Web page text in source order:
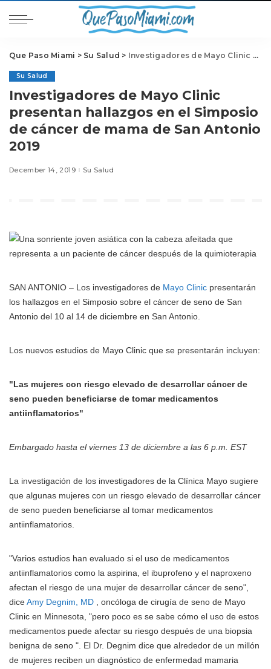
Que Paso Miami > Su Salud > Investigadores de Mayo Clinic presentan hallazgos en el Simposio de cáncer de mama de San Antonio 2019
Su Salud
Investigadores de Mayo Clinic
presentan hallazgos en el Simposio
de cáncer de mama de San Antonio
2019
December 14, 2019 Su Salud
SAN ANTONIO – Los investigadores de Mayo Clinic presentarán
los hallazgos en el Simposio sobre el cáncer de seno de San
Antonio del 10 al 14 de diciembre en San Antonio.
Los nuevos estudios de Mayo Clinic que se presentarán incluyen:
"Las mujeres con riesgo elevado de desarrollar cáncer de
seno pueden beneficiarse de tomar medicamentos
antiinflamatorios"
Embargado hasta el viernes 13 de diciembre a las 6 p.m. EST
La investigación de los investigadores de la Clínica Mayo sugiere
que algunas mujeres con un riesgo elevado de desarrollar cáncer
de seno pueden beneficiarse al tomar medicamentos
antiinflamatorios.
"Varios estudios han evaluado si el uso de medicamentos
antiinflamatorios como la aspirina, el ibuprofeno y el naproxeno
afectan el riesgo de una mujer de desarrollar cáncer de seno",
diceAmy Degnim, MD , oncóloga de cirugía de seno de Mayo
Clinic en Minnesota, "pero poco es se sabe cómo el uso de estos
medicamentos puede afectar su riesgo después de una biopsia
benigna de seno ". El Dr. Degnim dice que alrededor de un millón
de mujeres reciben un diagnóstico de enfermedad mamaria